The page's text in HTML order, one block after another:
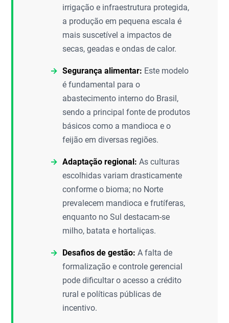
irrigação e infraestrutura protegida,
a produção em pequena escala é
mais suscetível a impactos de
secas, geadas e ondas de calor.
Segurança alimentar: Este modelo
é fundamental para o
abastecimento interno do Brasil,
sendo a principal fonte de produtos
básicos como a mandioca e o
feijão em diversas regiões.
Adaptação regional: As culturas
escolhidas variam drasticamente
conforme o bioma; no Norte
prevalecem mandioca e frutíferas,
enquanto no Sul destacam-se
milho, batata e hortaliças.
Desafios de gestão: A falta de
formalização e controle gerencial
pode dificultar o acesso a crédito
rural e políticas públicas de
incentivo.